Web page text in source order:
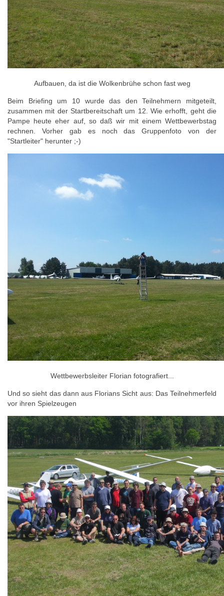
Aufbauen, da ist die Wolkenbrühe schon fast weg
Beim Briefing um 10 wurde das den Teilnehmern mitgeteilt,
zusammen mit der Startbereitschaft um 12. Wie erhofft, geht die
Pampe heute eher auf, so daß wir mit einem Wettbewerbstag
rechnen. Vorher gab es noch das Gruppenfoto von der
"Startleiter" herunter ;-)
Wettbewerbsleiter Florian fotografiert...
Und so sieht das dann aus Florians Sicht aus: Das Teilnehmerfeld
vor ihren Spielzeugen